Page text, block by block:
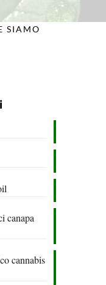
SIAMO
canapa
cannabis